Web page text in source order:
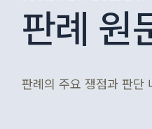
판례 원
판례의 주요 쟁점과 판단